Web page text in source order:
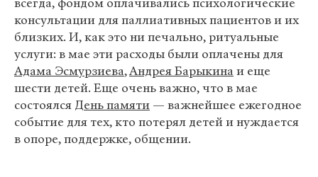
всегда, фондом оплачивались психологические
консультации для паллиативных пациентов и их
близких. И, как это ни печально, ритуальные
услуги: в мае эти расходы были оплачены для
Адама Эсмурзиева,Андрея Барыкина и еще
шести детей. Еще очень важно, что в мае
состоялся День памяти — важнейшее ежегодное
событие для тех, кто потерял детей и нуждается
в опоре, поддержке, общении.